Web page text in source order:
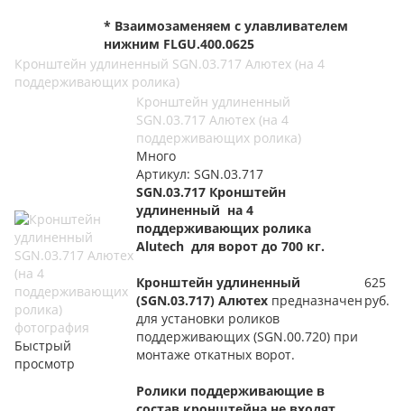
* Взаимозаменяем с улавливателем
нижним FLGU.400.0625
Кронштейн удлиненный SGN.03.717 Алютех (на 4
поддерживающих ролика)
Быстрый
просмотр
Кронштейн удлиненный
SGN.03.717 Алютех (на 4
поддерживающих ролика)
Много
Артикул: SGN.03.717
SGN.03.717 Кронштейн
удлиненный на 4
поддерживающих ролика
Alutech для ворот до 700 кг.
Кронштейн удлиненный
(SGN.03.717) Алютех предназначен
для установки роликов
поддерживающих (SGN.00.720) при
монтаже откатных ворот.
Ролики поддерживающие в
625
руб.